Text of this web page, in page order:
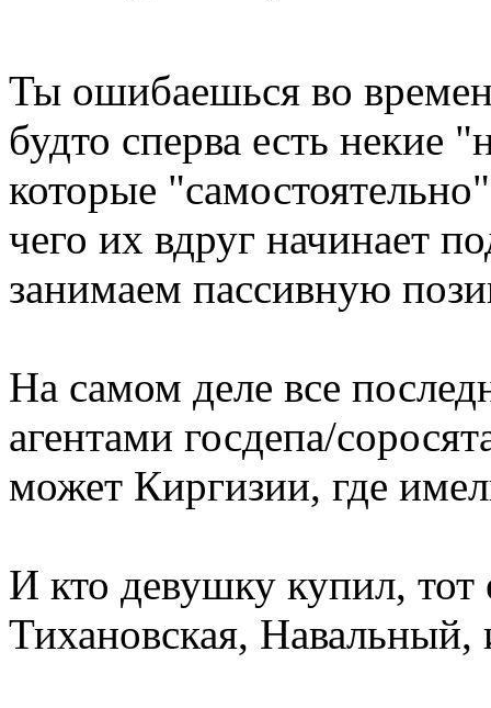
Ты ошибаешься во
будто сперва есть некие
которые
чего их вдруг начинает
занимаем пассивную
На самом деле все
агентами госдепа/
может Киргизии, где
И кто девушку купил, тот
Тихановская,